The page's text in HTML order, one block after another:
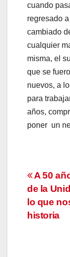
cuando
regresado
cambiado
cualquier
misma, el
que se
nuevos, a
para
años,
poner un
de
A 50
de la
lo que
historia